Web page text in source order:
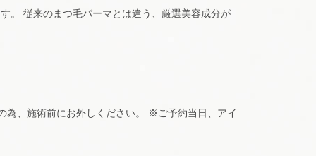
。 従来のまつ毛パーマとは違う、厳選美容成分が
、施術前にお外しください。 ※ご予約当日、アイ